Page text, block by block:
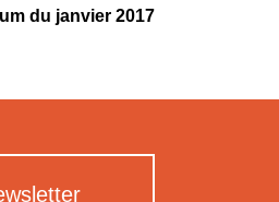
du janvier 2017